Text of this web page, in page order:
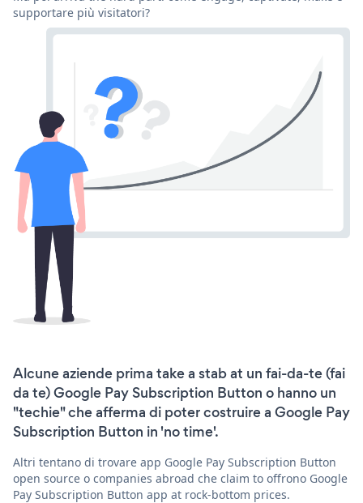
supportare più visitatori?
Alcune aziende prima take a stab at un fai-da-te (fai
da te) Google Pay Subscription Button o hanno un
"techie" che afferma di poter costruire a Google Pay
Subscription Button in 'no time'.
Altri tentano di trovare app Google Pay Subscription Button
open source o companies abroad che claim to offrono Google
Pay Subscription Button app at rock-bottom prices.